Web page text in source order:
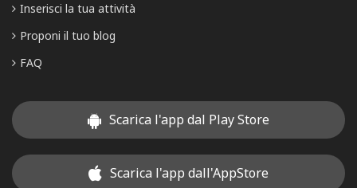
Inserisci la tua attività
Proponi il tuo blog
FAQ
Scarica l'app dal Play Store
Scarica l'app dall'AppStore